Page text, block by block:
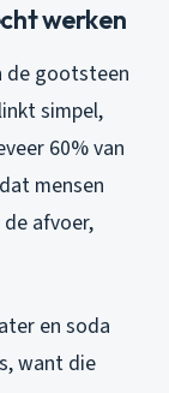
werken
de gootsteen
simpel,
60% van
mensen
afvoer,
en soda
want die